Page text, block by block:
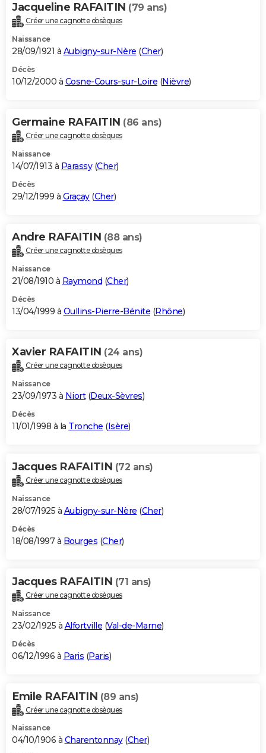
Jacqueline RAFAITIN (79 ans)
Créer une cagnotte obsèques
Naissance
28/09/1921 à Aubigny-sur-Nère (Cher)
Décès
10/12/2000 à Cosne-Cours-sur-Loire (Nièvre)
Germaine RAFAITIN (86 ans)
Créer une cagnotte obsèques
Naissance
14/07/1913 à Parassy(Cher)
Décès
29/12/1999 à Graçay(Cher)
Andre RAFAITIN (88 ans)
Créer une cagnotte obsèques
Naissance
21/08/1910 à Raymond (Cher)
Décès
13/04/1999 à Oullins-Pierre-Bénite (Rhône)
Xavier RAFAITIN (24 ans)
Créer une cagnotte obsèques
Naissance
23/09/1973 à Niort(Deux-Sèvres)
Décès
11/01/1998 à la Tronche (Isère)
Jacques RAFAITIN (72 ans)
Créer une cagnotte obsèques
Naissance
28/07/1925 à Aubigny-sur-Nère (Cher)
Décès
18/08/1997 à Bourges (Cher)
Jacques RAFAITIN (71 ans)
Créer une cagnotte obsèques
Naissance
23/02/1925 à Alfortville (Val-de-Marne)
Décès
06/12/1996 à Paris (Paris)
Emile RAFAITIN (89 ans)
Créer une cagnotte obsèques
Naissance
04/10/1906 à Charentonnay(Cher)